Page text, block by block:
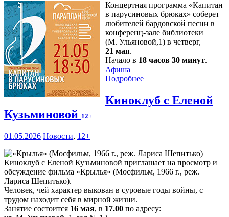
Концертная программа «Капитан
в парусиновых брюках» соберет
любителей бардовской песни в
конференц-зале библиотеки
(М. Ульяновой,1) в четверг,
21 мая.
Начало в 18 часов 30 минут.
Афиша
Подробнее
Киноклуб с Еленой
Кузьминовой 12+
01.05.2026 Новости, 12+
Киноклуб с Еленой Кузьминовой приглашает на просмотр и
обсуждение фильма «Крылья» (Мосфильм, 1966 г., реж.
Лариса Шепитько).
Человек, чей характер выкован в суровые годы войны, с
трудом находит себя в мирной жизни.
Занятие состоится 16 мая, в 17.00 по адресу: